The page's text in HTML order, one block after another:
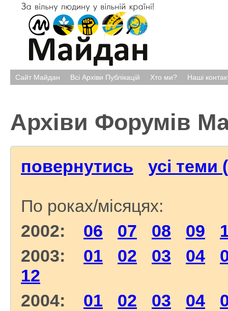
Сайт Майдан Всі Архіви Публікацій Хто ми? Наші
Архіви Форумів
повернутись усі теми
По роках/місяцях:
2002: 06 07 08 09
2003: 01 02 03 04
12
2004: 01 02 03 04